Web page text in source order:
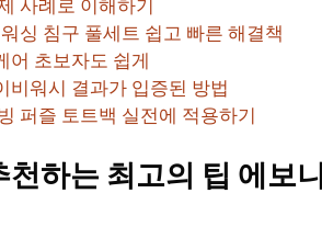
사례로 이해하기
싱 침구 풀세트 쉽고 빠른 해결책
어 초보자도 쉽게
비워시 결과가 입증된 방법
퍼즐 토트백 실전에 적용하기
천하는 최고의 팁 에보